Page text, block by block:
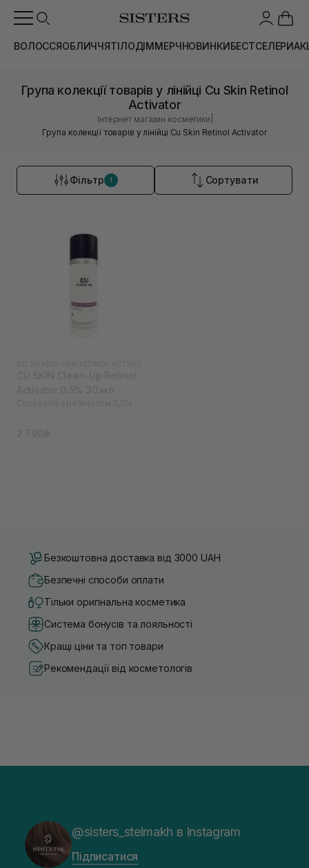
ВОЛОССЯОБЛИЧЧЯТІЛОДІММЕРЧНОВИНКИБЕСТСЕЛЕРИ
Група колекції товарів у лінійці Cu Skin Retinol
Activator
Інтернет магазин косметики
Група колекції товарів у лінійці Cu Skin Retinol Activator
Фільтр 1 Сортувати
Безкоштовна доставка від 3000 UAH
Безпечні способи оплати
Тільки оригінальна косметика
Система бонусів та лояльності
Кращі ціни та топ товари
Рекомендації від косметологів
@sisters_stelmakh в Instagram
Підписатися